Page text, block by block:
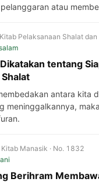
atau
Pelaksanaan Shalat
tentang
antara kita
meninggalkannya,
Manasik · No. 1832
Berihram